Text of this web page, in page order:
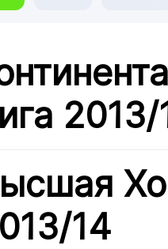
2013/
14